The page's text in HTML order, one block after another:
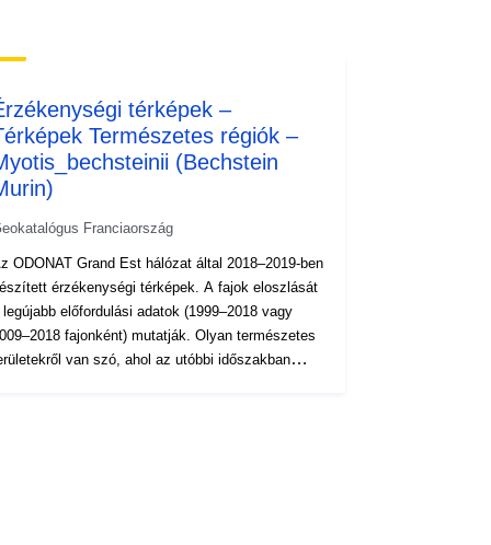
térképek –
Természetes régiók –
(Bechstein
Franciaország
ODONAT Grand Est hálózat által 2018–2019-ben
érzékenységi térképek. A fajok eloszlását
legújabb előfordulási adatok (1999–2018 vagy
fajonként) mutatják. Olyan természetes
van szó, ahol az utóbbi időszakban